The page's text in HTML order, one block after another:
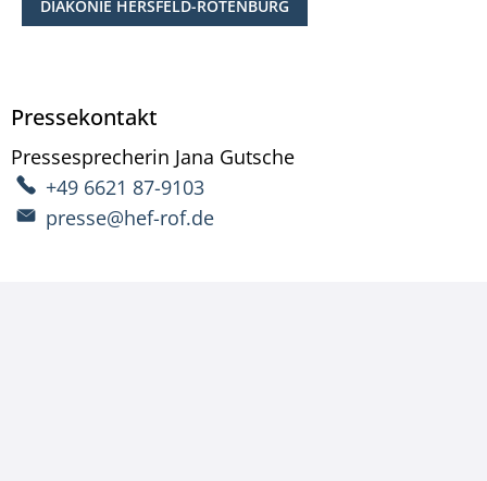
DIAKONIE HERSFELD-ROTENBURG
Pressekontakt
Pressesprecherin Jana Gutsche
+49 6621 87-9103
presse@hef-rof.de